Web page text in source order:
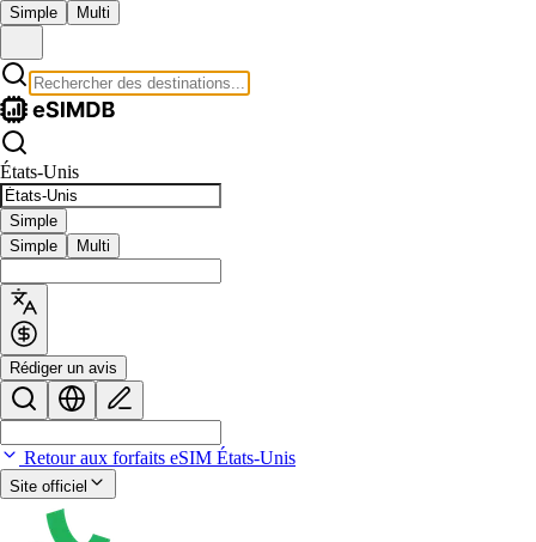
Simple Multi
États-Unis
Simple
Simple
Multi
Rédiger un avis
Retour aux forfaits eSIM États-Unis
Site officiel